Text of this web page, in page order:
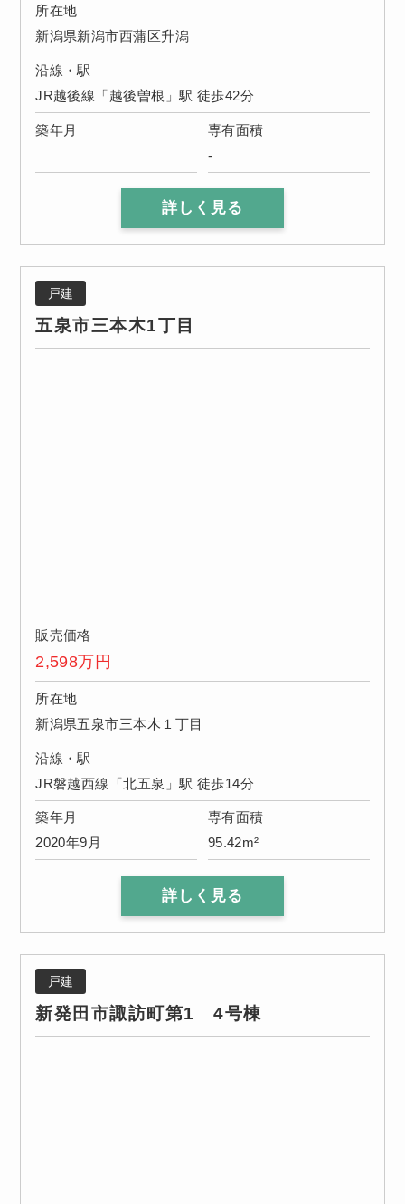
所在地
新潟県新潟市西蒲区升潟
沿線・駅
JR越後線「越後曽根」駅 徒歩42分
築年月
専有面積
-
詳しく見る
戸建
五泉市三本木1丁目
販売価格
2,598万円
所在地
新潟県五泉市三本木１丁目
沿線・駅
JR磐越西線「北五泉」駅 徒歩14分
築年月
2020年9月
専有面積
95.42m²
詳しく見る
戸建
新発田市諏訪町第1 4号棟